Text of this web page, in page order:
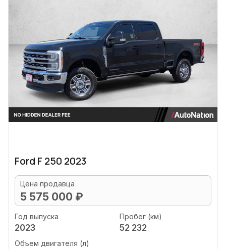
Ford F 250 2023
Цена продавца
5 575 000 ₽
Год выпуска
2023
Пробег (км)
52 232
Объем двигателя (л)